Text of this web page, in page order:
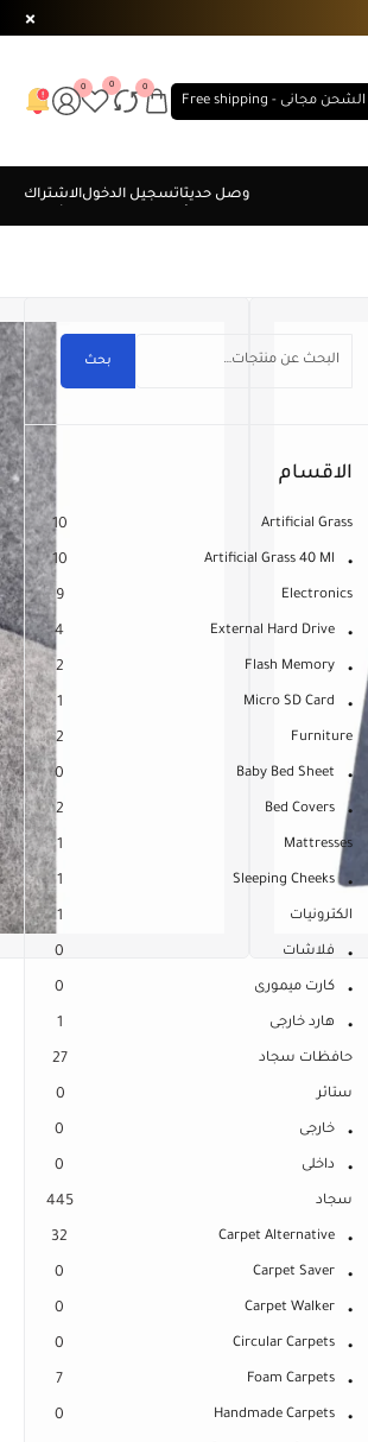
الشحن مجانى - Free shipping
0
0
0
ENJOY YOUR GIFT
بحث
الاقسام
Artificial Grass
10
Artificial Grass 40 Ml
10
Electronics
9
External Hard Drive
4
Flash Memory
2
Micro SD Card
1
Furniture
2
Baby Bed Sheet
0
Bed Covers
2
Mattresses
1
Sleeping Cheeks
1
الكترونيات 1
فلاشات 0
كارت ميمورى 0
هارد خارجى 1
حافظات سجاد 27
ستائر 0
خارجى 0
داخلى 0
سجاد 445
Carpet Alternative
32
Carpet Saver
0
Carpet Walker
0
Circular Carpets
0
Foam Carpets
7
Handmade Carpets
0